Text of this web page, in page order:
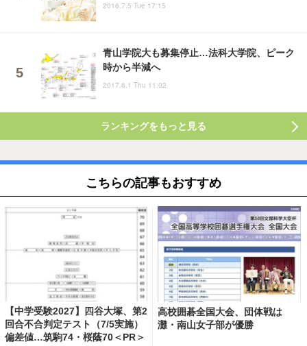
2016.7.5 Tue 17:15
青山学院大も募集停止…法科大学院、ピーク
時から半減へ
2017.6.1 Thu 11:02
ランキングをもっと見る
こちらの記事もおすすめ
【中学受験2027】四谷大塚、第2
回合不合判定テスト（7/5実施）
偏差値…筑駒74・桜蔭70＜PR＞
高校囲碁全国大会、団体戦は
灘・南山女子部が優勝